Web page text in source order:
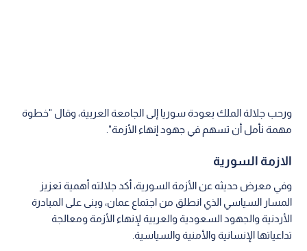
ورحب جلالة الملك بعودة سوريا إلى الجامعة العربية، وقال "خطوة
مهمة نأمل أن تسهم في جهود إنهاء الأزمة".
الازمة السورية
وفي معرض حديثه عن الأزمة السورية، أكد جلالته أهمية تعزيز
المسار السياسي الذي انطلق من اجتماع عمان، وبنى على المبادرة
الأردنية والجهود السعودية والعربية لإنهاء الأزمة ومعالجة
تداعياتها الإنسانية والأمنية والسياسية.